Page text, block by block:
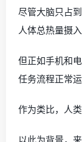
尽管大脑只占
人体总热量摄
但正如手机和
任务流程正常运
作为类比，人